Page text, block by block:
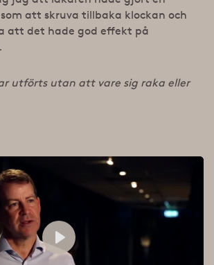
att skruva tillbaka klockan och
att det hade god effekt på
utförts utan att vare sig raka eller
Play